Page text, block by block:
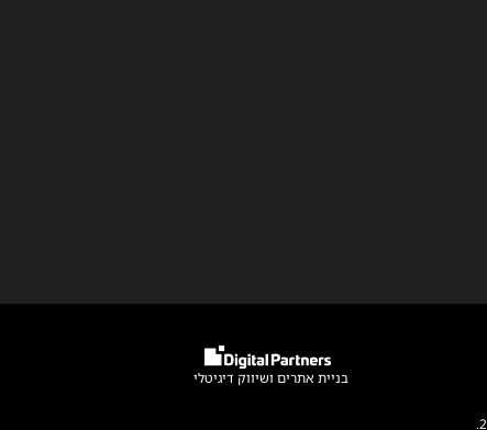
בניית אתריםושיווק דיגיטלי